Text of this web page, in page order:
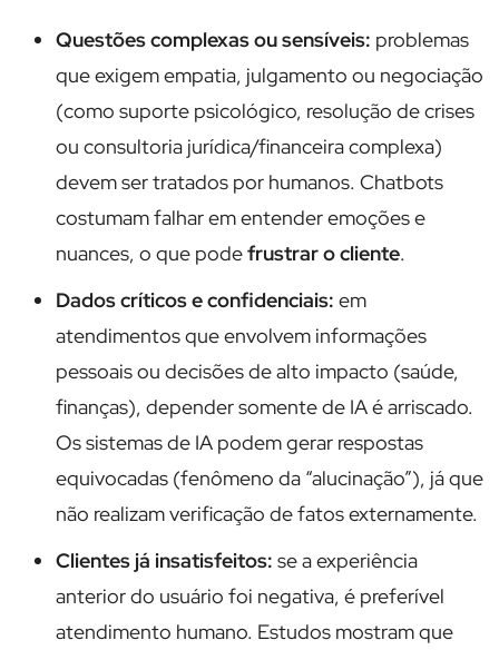
Questões complexas ou sensíveis: problemas
que exigem empatia, julgamento ou negociação
(como suporte psicológico, resolução de crises
ou consultoria jurídica/financeira complexa)
devem ser tratados por humanos. Chatbots
costumam falhar em entender emoções e
nuances, o que podefrustrar o cliente.
Dados críticos e confidenciais: em
atendimentos que envolvem informações
pessoais ou decisões de alto impacto (saúde,
finanças), depender somente de IA é arriscado.
Os sistemas de IA podem gerar respostas
equivocadas (fenômeno da “alucinação”), já que
não realizam verificação de fatos externamente.
Clientes já insatisfeitos: se a experiência
anterior do usuário foi negativa, é preferível
atendimento humano. Estudos mostram que